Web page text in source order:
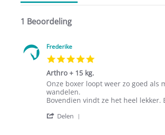
1 Beoordeling
Frederike
Arthro + 15 kg.
Review
by
Frederike
17
review
stating
Arthro
15
Onze boxer loopt weer zo goed als
wandelen.
Bovendien vindt ze het heel lekker.
Delen